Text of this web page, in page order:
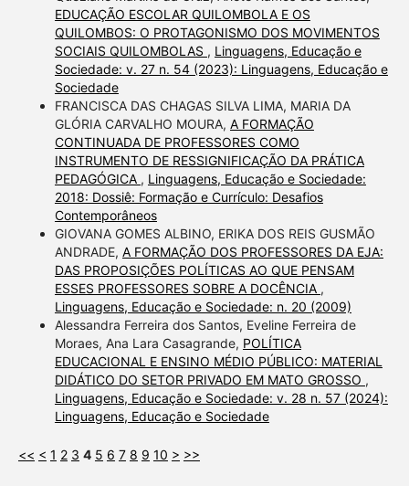
EDUCAÇÃO ESCOLAR QUILOMBOLA E OS
QUILOMBOS: O PROTAGONISMO DOS MOVIMENTOS
SOCIAIS QUILOMBOLAS , Linguagens, Educação e
Sociedade: v. 27 n. 54 (2023): Linguagens, Educação e
Sociedade
FRANCISCA DAS CHAGAS SILVA LIMA, MARIA DA
GLÓRIA CARVALHO MOURA, A FORMAÇÃO
CONTINUADA DE PROFESSORES COMO
INSTRUMENTO DE RESSIGNIFICAÇÃO DA PRÁTICA
PEDAGÓGICA , Linguagens, Educação e Sociedade:
2018: Dossiê: Formação e Currículo: Desafios
Contemporâneos
GIOVANA GOMES ALBINO, ERIKA DOS REIS GUSMÃO
ANDRADE, A FORMAÇÃO DOS PROFESSORES DA EJA:
DAS PROPOSIÇÕES POLÍTICAS AO QUE PENSAM
ESSES PROFESSORES SOBRE A DOCÊNCIA ,
Linguagens, Educação e Sociedade: n. 20 (2009)
Alessandra Ferreira dos Santos, Eveline Ferreira de
Moraes, Ana Lara Casagrande, POLÍTICA
EDUCACIONAL E ENSINO MÉDIO PÚBLICO: MATERIAL
DIDÁTICO DO SETOR PRIVADO EM MATO GROSSO ,
Linguagens, Educação e Sociedade: v. 28 n. 57 (2024):
Linguagens, Educação e Sociedade
<< < 1 2 3 4 5 6 7 8 9 10 > >>